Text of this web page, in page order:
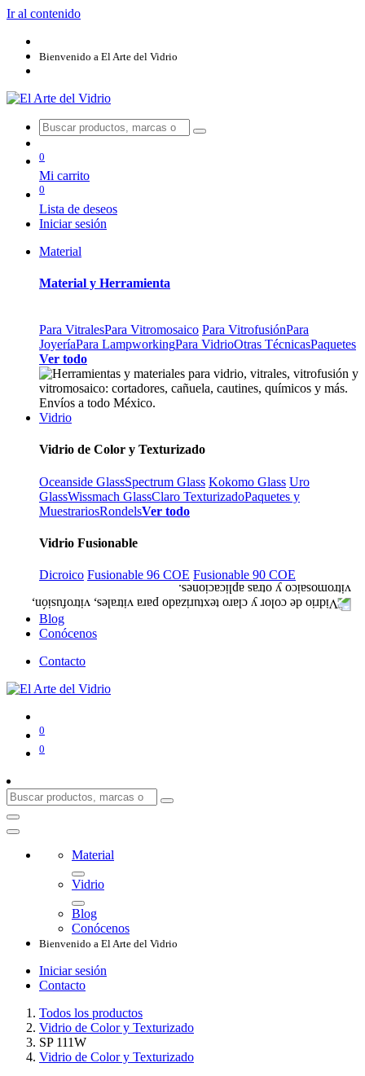
Ir al contenido
Bienvenido a El Arte del Vidrio
0
Mi carrito
0
Lista de deseos
Iniciar sesión
Material
Material y Herramienta
Para VitralesPara Vitromosaico Para VitrofusiónPara
JoyeríaPara LampworkingPara VidrioOtras TécnicasPaquetes
Ver todo
Vidrio
Vidrio de Color y Texturizado
Oceanside GlassSpectrum Glass Kokomo Glass Uro
GlassWissmach GlassClaro TexturizadoPaquetes y
MuestrariosRondelsVer todo
Vidrio Fusionable
Dicroico Fusionable 96 COE Fusionable 90 COE
Blog
Conócenos
Contacto
0
0
Material
Vidrio
Blog
Conócenos
Bienvenido a El Arte del Vidrio
Iniciar sesión
Contacto
Todos los productos
Vidrio de Color y Texturizado
SP 111W
Vidrio de Color y Texturizado